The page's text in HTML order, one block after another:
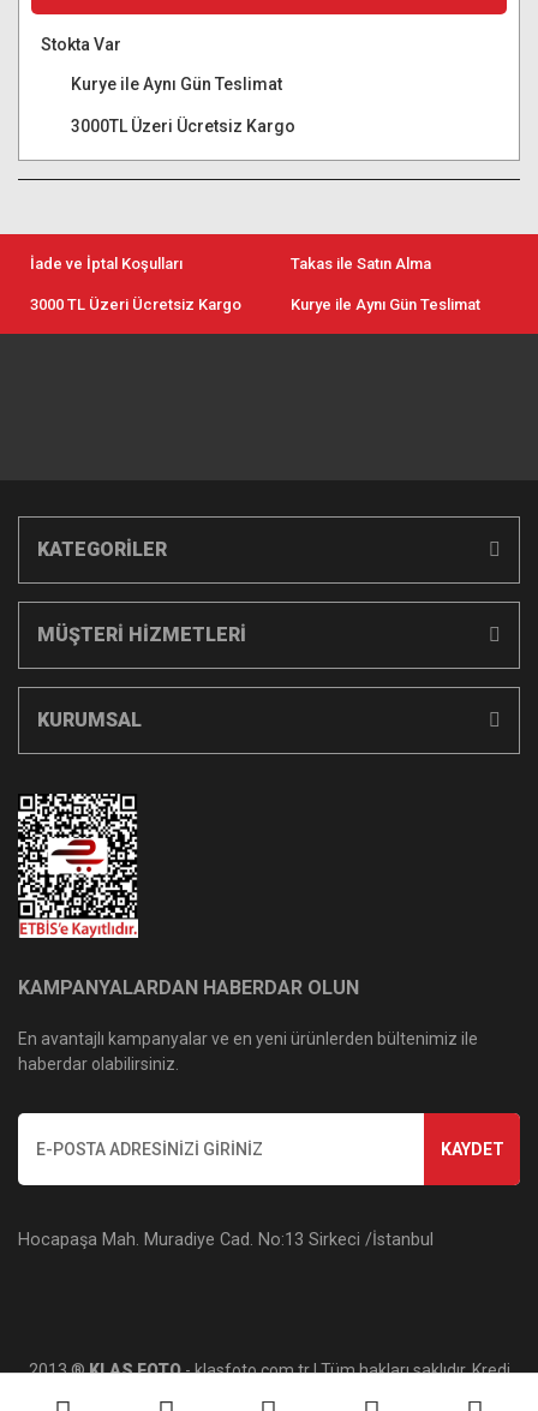
Stokta Var
Kurye ile Aynı Gün Teslimat
3000TL Üzeri Ücretsiz Kargo
İade ve İptal Koşulları Takas ile Satın Alma
3000 TL Üzeri Ücretsiz Kargo Kurye ile Aynı Gün Teslimat
KATEGORİLER
MÜŞTERİ HİZMETLERİ
KURUMSAL
KAMPANYALARDAN HABERDAR OLUN
En avantajlı kampanyalar ve en yeni ürünlerden bültenimiz ile
haberdar olabilirsiniz.
KAYDET
Hocapaşa Mah. Muradiye Cad. No:13 Sirkeci /İstanbul
2013 ®KLAS FOTO- klasfoto.com.tr | Tüm hakları saklıdır. Kredi